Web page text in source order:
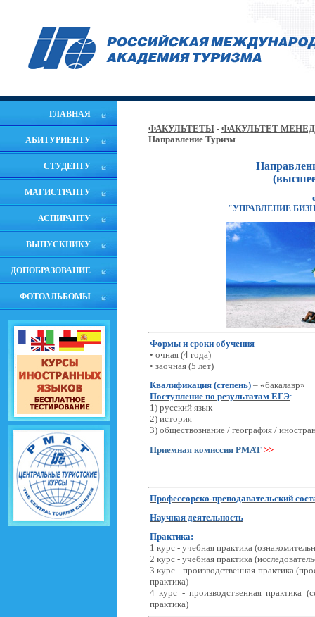
ГЛАВНАЯ
АБИТУРИЕНТУ
СТУДЕНТУ
МАГИСТРАНТУ
АСПИРАНТУ
ВЫПУСКНИКУ
ДОПОБРАЗОВАНИЕ
ФОТОАЛЬБОМЫ
ФАКУЛЬТЕТЫ - ФАКУЛЬТЕТ
Направление Туризм
(высшее
"УПРАВЛЕНИЕ
Формы и сроки обучения
• очная (4 года)
• заочная (5 лет)
Квалификация (степень) – «бакалавр»
Поступление по результатам ЕГЭ:
1) русский язык
2) история
3) обществознание / география /
Приемная комиссия РМАТ >>
Профессорско-преподавательский
Научная деятельность
Практика:
1 курс - учебная практика
2 курс - учебная практика
3 курс - производственная практика
практика)
4 курс - производственная практика
практика)